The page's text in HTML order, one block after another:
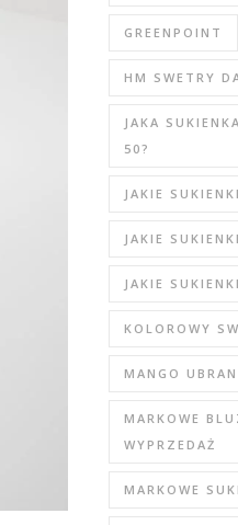
GREENPOINT
HM SWETRY
JAKA
50?
JAKIE
JAKIE
JAKIE
KOLOROWY
MANGO
MARKOWE
WYPRZEDAŻ
MARKOWE